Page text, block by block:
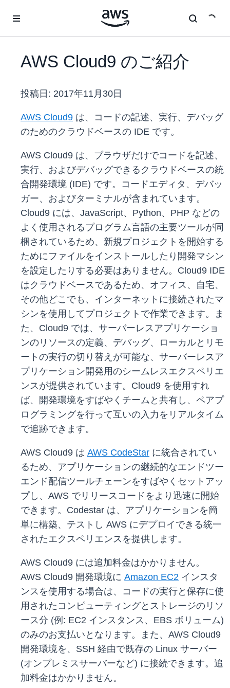
AWS Cloud9 のご紹介
投稿日: 2017年11月30日
AWS Cloud9 は、コードの記述、実行、デバッグ
のためのクラウドベースの IDE です。
AWS Cloud9 は、ブラウザだけでコードを記述、
実行、およびデバッグできるクラウドベースの統
合開発環境 (IDE) です。コードエディタ、デバッ
ガー、およびターミナルが含まれています。
Cloud9 には、JavaScript、Python、PHP などの
よく使用されるプログラム言語の主要ツールが同
梱されているため、新規プロジェクトを開始する
ためにファイルをインストールしたり開発マシン
を設定したりする必要はありません。Cloud9 IDE
はクラウドベースであるため、オフィス、自宅、
その他どこでも、インターネットに接続されたマ
シンを使用してプロジェクトで作業できます。ま
た、Cloud9 では、サーバーレスアプリケーショ
ンのリソースの定義、デバッグ、ローカルとリモ
ートの実行の切り替えが可能な、サーバーレスア
プリケーション開発用のシームレスエクスペリエ
ンスが提供されています。Cloud9 を使用すれ
ば、開発環境をすばやくチームと共有し、ペアプ
ログラミングを行って互いの入力をリアルタイム
で追跡できます。
AWS Cloud9 は AWS CodeStar に統合されてい
るため、アプリケーションの継続的なエンドツー
エンド配信ツールチェーンをすばやくセットアッ
プし、AWS でリリースコードをより迅速に開始
できます。Codestar は、アプリケーションを簡
単に構築、テストし AWS にデプロイできる統一
されたエクスペリエンスを提供します。
AWS Cloud9 には追加料金はかかりません。
AWS Cloud9 開発環境に Amazon EC2 インスタ
ンスを使用する場合は、コードの実行と保存に使
用されたコンピューティングとストレージのリソ
ース分 (例: EC2 インスタンス、EBS ボリューム)
のみのお支払いとなります。また、AWS Cloud9
開発環境を、SSH 経由で既存の Linux サーバー
(オンプレミスサーバーなど) に接続できます。追
加料金はかかりません。